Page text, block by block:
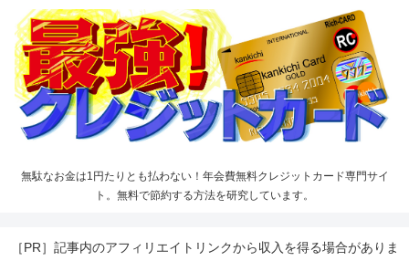
無駄なお金は1円たりとも払わない！年会費無料クレジットカード専門サイ
ト。無料で節約する方法を研究しています。
［PR］記事内のアフィリエイトリンクから収入を得る場合がありま